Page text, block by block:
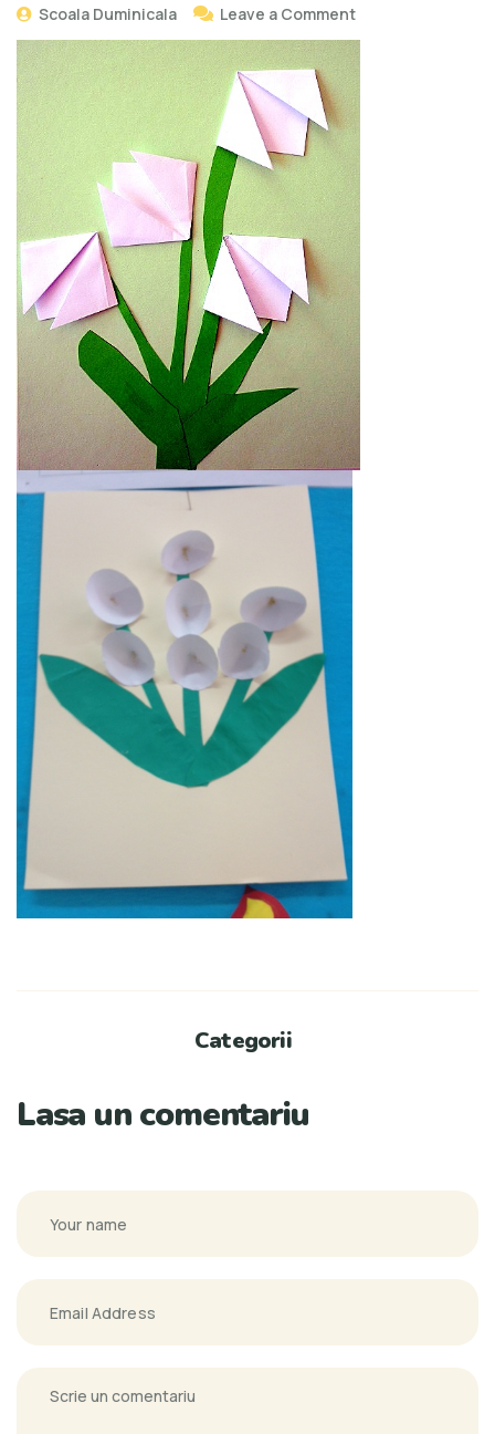
Scoala Duminicala Leave a Comment
Categorii
Lasa un comentariu